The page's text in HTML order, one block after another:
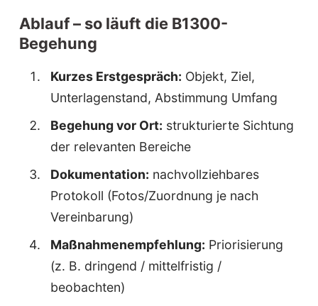
Ablauf – so läuft die B1300-
Begehung
Kurzes Erstgespräch: Objekt, Ziel,
Unterlagenstand, Abstimmung Umfang
Begehung vor Ort: strukturierte Sichtung
der relevanten Bereiche
Dokumentation: nachvollziehbares
Protokoll (Fotos/Zuordnung je nach
Vereinbarung)
Maßnahmenempfehlung: Priorisierung
(z. B. dringend / mittelfristig /
beobachten)